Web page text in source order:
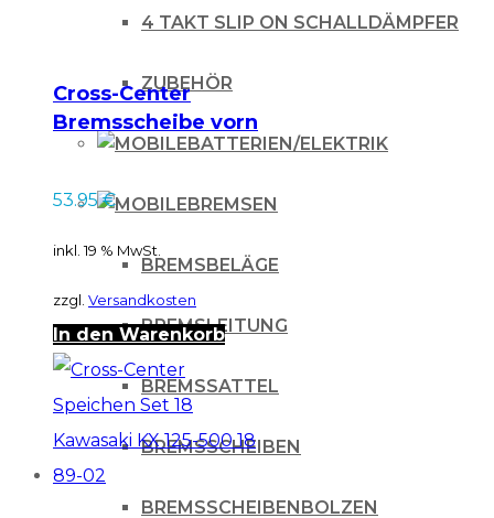
4 TAKT SLIP ON SCHALLDÄMPFER
ZUBEHÖR
BATTERIEN/ELEKTRIK
BREMSEN
BREMSBELÄGE
BREMSLEITUNG
BREMSSATTEL
BREMSSCHEIBEN
BREMSSCHEIBENBOLZEN
Cross-Center
Bremsscheibe vorn
für KTM SX 85 13-16 /
14-16 240mm
53.95€
inkl. 19 % MwSt.
zzgl. Versandkosten
In den Warenkorb